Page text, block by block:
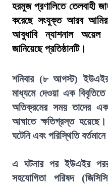
হরমুজ প্রণালিতে তেলবাহী
করেছে সংযুক্ত আরব
আবুধাবি ন্যাশনাল
জানিয়েছে প্রতিষ্ঠানটি।
শনিবার (৮ আগস্ট) ইউএইর
মাধ্যমে দেওয়া এক
অতিক্রমের সময় তাদের
আঘাতে ক্ষতিগ্রস্ত
ঘটেনি এবং পরিস্থিতি
এ ঘটনার পর ইউএইর
সহযোগিতা পরিষদ